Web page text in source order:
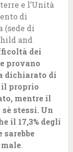
e l’Unità
di
(sede di
and
dei
provano
dichiarato di
il proprio
mentre il
stessi. Un
il 17,3% degli
.